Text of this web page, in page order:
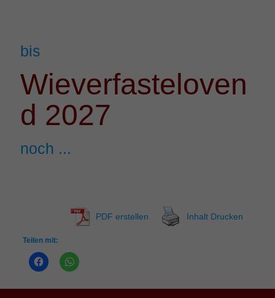
bis
Wieverfasteloven
d 2027
noch ...
PDF erstellen Inhalt Drucken
Teilen mit: